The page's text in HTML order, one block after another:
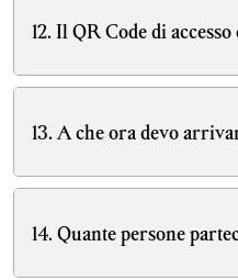
12. Il QR Code di
13. A che ora devo
14. Quante persone